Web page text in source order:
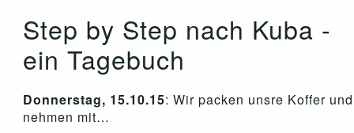
Step by Step nach Kuba -
ein Tagebuch
Donnerstag, 15.10.15: Wir packen unsre Koffer und
nehmen mit…